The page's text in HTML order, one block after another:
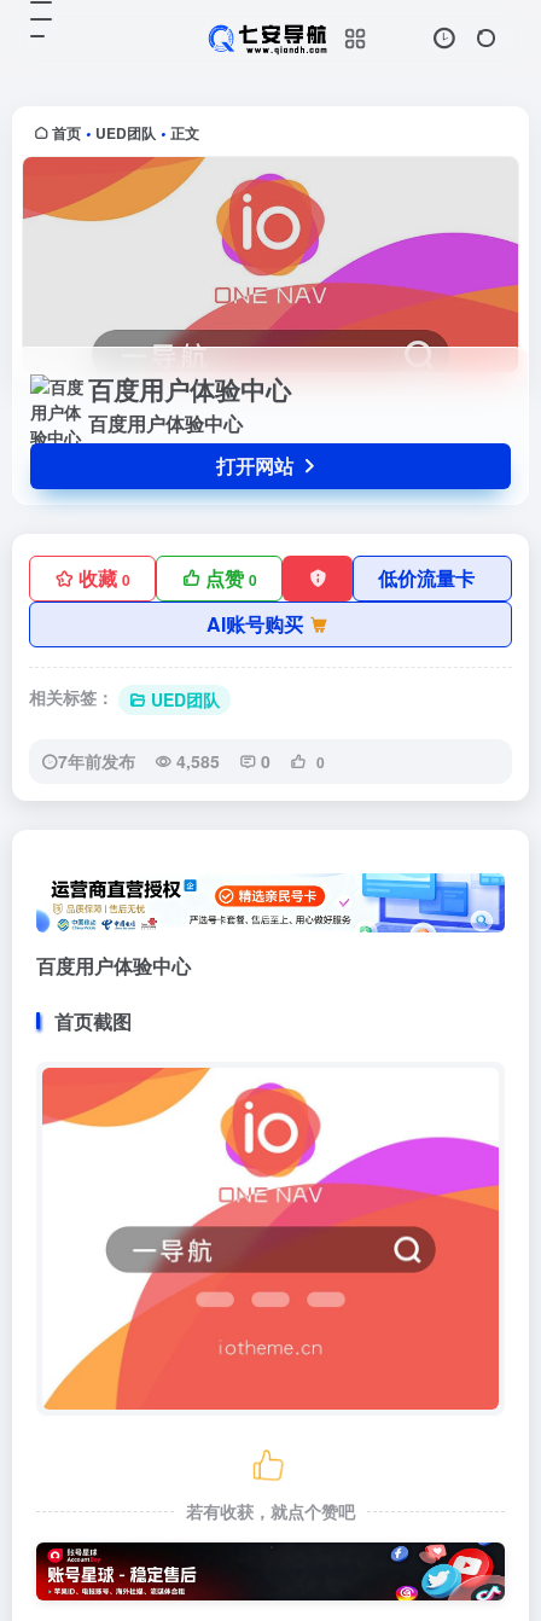
首页 • UED团队 • 正文
百度用户体验中心
百度用户体验中心
打开网站
收藏 0 点赞0
低价流量卡
AI账号购买
相关标签： UED团队
7年前发布 4,585 0 0
百度用户体验中心
首页截图
若有收获，就点个赞吧